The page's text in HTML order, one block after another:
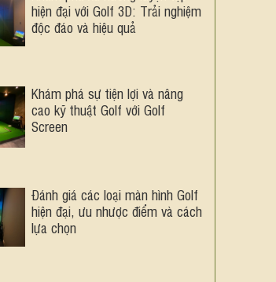
hiện đại với Golf 3D: Trải nghiệm
độc đáo và hiệu quả
Khám phá sự tiện lợi và nâng
cao kỹ thuật Golf với Golf
Screen
Đánh giá các loại màn hình Golf
hiện đại, ưu nhược điểm và cách
lựa chọn